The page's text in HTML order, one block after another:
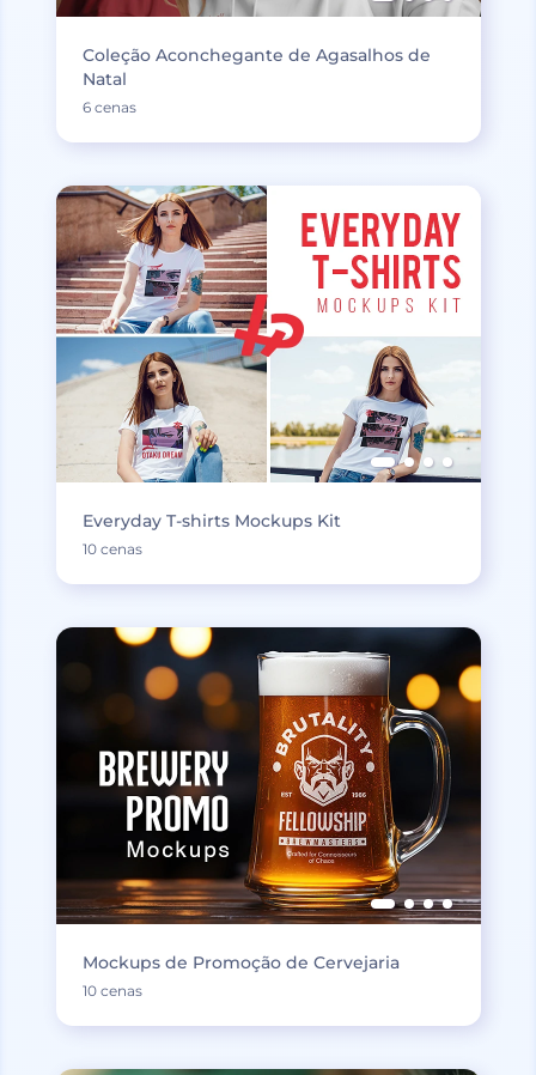
Coleção Aconchegante de Agasalhos de
Natal
6 cenas
Everyday T-shirts Mockups Kit
10 cenas
Mockups de Promoção de Cervejaria
10 cenas